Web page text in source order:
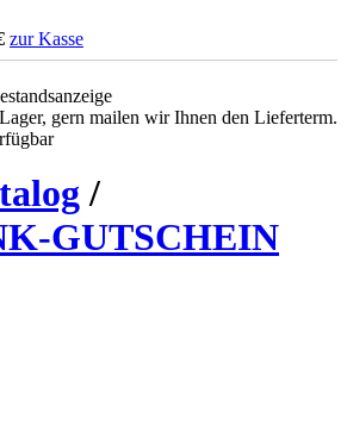
zur Kasse
gern mailen wir Ihnen den Lieferterm.
/
GUTSCHEIN